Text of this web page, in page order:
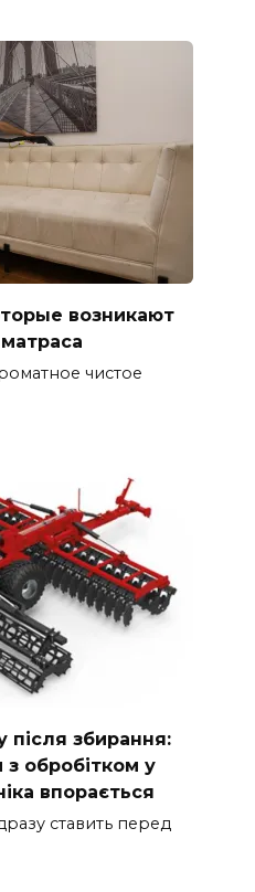
возникают
чистое
після збирання:
з обробітком у
впорається
ставить перед